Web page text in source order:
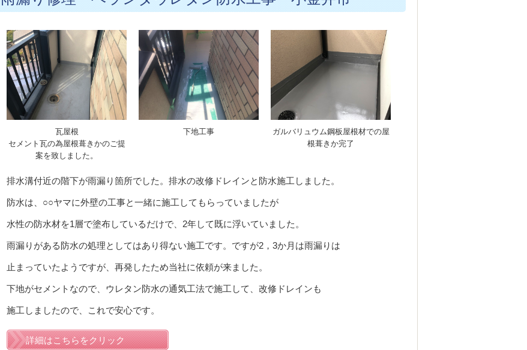
瓦屋根
セメント瓦の為屋根葺きかのご提
案を致しました。
下地工事
ガルバリュウム鋼板屋根材での屋
根葺きか完了
排水溝付近の階下が雨漏り箇所でした。排水の改修ドレインと防水施工しました。
防水は、○○ヤマに外壁の工事と一緒に施工してもらっていましたが
水性の防水材を1層で塗布しているだけで、2年して既に浮いていました。
雨漏りがある防水の処理としてはあり得ない施工です。ですが2，3か月は雨漏りは
止まっていたようですが、再発したため当社に依頼が来ました。
下地がセメントなので、ウレタン防水の通気工法で施工して、改修ドレインも
施工しましたので、これで安心です。
詳細はこちらをクリック